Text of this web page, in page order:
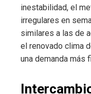
inestabilidad, el
irregulares en
similares a las de
el renovado clima
una demanda más